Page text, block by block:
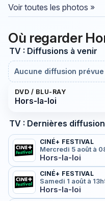
Voir toutes les photos »
Où regarder
TV : Diffusions à venir
Aucune diffusion
DVD / BLU-RAY
Hors-la-loi
TV : Dernières
CINÉ+ FESTIVAL
Mercredi 5 août à
Hors-la-loi
CINÉ+ FESTIVAL
Samedi 1 août à
Hors-la-loi